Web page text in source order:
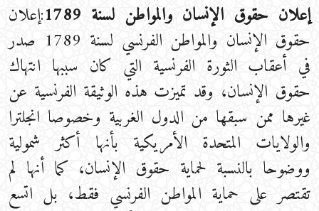
إعلان حقوق الإنسان والمواطن لسنة 1789
:إعلان
حقوق الإنسان والمواطن الفرنسي لسنة 1789 صدر
في أعقاب الثورة الفرنسية التي كان سببها انتهاك
حقوق الإنسان، وقد تميزت هذه الوثيقة الفرنسية عن
غيرها ممن سبقها من الدول الغربية وخصوصا انجلترا
والولايات المتحدة الأمريكية بأنها أكثر شمولية
ووضوحا بالنسبة لحماية حقوق الإنسان، كما أنها لم
تقتصر على حماية المواطن الفرنسي فقط، بل اتسع